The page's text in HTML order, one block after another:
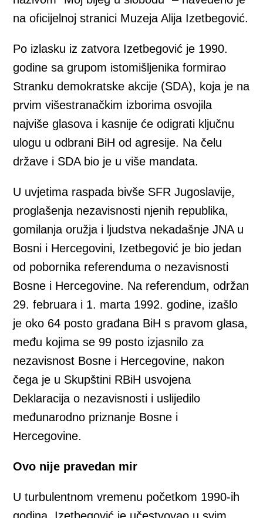
na oficijelnoj stranici Muzeja Alija Izetbegović.
Po izlasku iz zatvora Izetbegović je 1990.
godine sa grupom istomišljenika formirao
Stranku demokratske akcije (SDA), koja je na
prvim višestranačkim izborima osvojila
najviše glasova i kasnije će odigrati ključnu
ulogu u odbrani BiH od agresije. Na čelu
države i SDA bio je u više mandata.
U uvjetima raspada bivše SFR Jugoslavije,
proglašenja nezavisnosti njenih republika,
gomilanja oružja i ljudstva nekadašnje JNA u
Bosni i Hercegovini, Izetbegović je bio jedan
od pobornika referenduma o nezavisnosti
Bosne i Hercegovine. Na referendum, održan
29. februara i 1. marta 1992. godine, izašlo
je oko 64 posto građana BiH s pravom glasa,
među kojima se 99 posto izjasnilo za
nezavisnost Bosne i Hercegovine, nakon
čega je u Skupštini RBiH usvojena
Deklaracija o nezavisnosti i uslijedilo
međunarodno priznanje Bosne i
Hercegovine.
Ovo nije pravedan mir
U turbulentnom vremenu početkom 1990-ih